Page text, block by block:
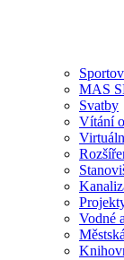
MAS
Svatby
Vítání
Vodné